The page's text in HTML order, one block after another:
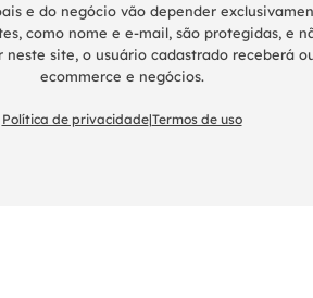
e do negócio vão depender
como nome e e-mail, são protegidas, e
site, o usuário cadastrado receberá
ecommerce e negócios.
Política de privacidade|Termos de uso